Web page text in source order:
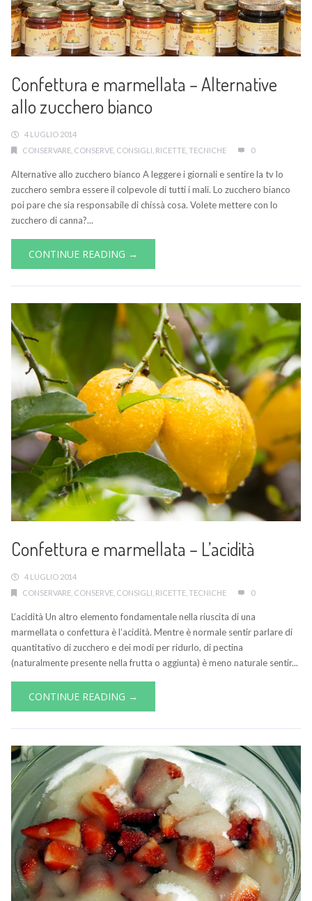
Confettura e marmellata – Alternative
allo zucchero bianco
4 LUGLIO 2014
CONSERVARE CONSERVE CONSIGLI RICETTE TECNICHE 0
Alternative allo zucchero bianco A leggere i giornali e sentire la tv lo
zucchero sembra essere il colpevole di tutti i mali. Lo zucchero bianco
poi pare che sia responsabile di chissà cosa. Volete mettere con lo
zucchero di canna?...
CONTINUE READING →
Confettura e marmellata – L’acidità
4 LUGLIO 2014
CONSERVARE CONSERVE CONSIGLI RICETTE TECNICHE 0
L’acidità Un altro elemento fondamentale nella riuscita di una
marmellata o confettura è l’acidità. Mentre è normale sentir parlare di
quantitativo di zucchero e dei modi per ridurlo, di pectina
(naturalmente presente nella frutta o aggiunta) è meno naturale sentir...
CONTINUE READING →